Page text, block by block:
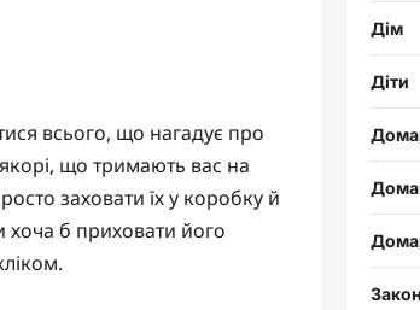
всього, що нагадує про
що тримають вас на
заховати їх у коробку й
хоча б приховати його
Дім
Діти